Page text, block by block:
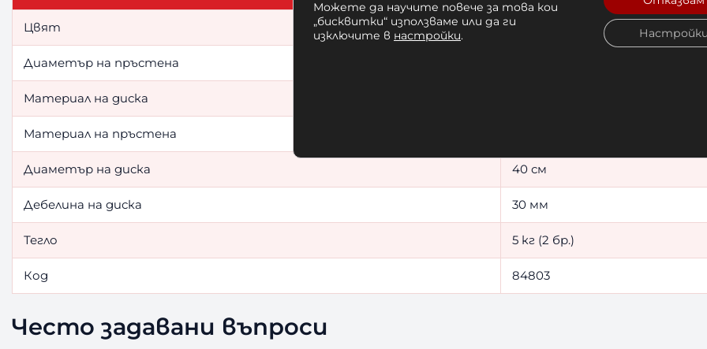
Цвят Пръскане на черно със сиво
Диаметър на пръстена
Материал на диска
Материал на пръстена
Диаметър на диска 40 см
Дебелина на диска 30 мм
Тегло 5 кг (2 бр.)
Код 84803
Често задавани въпроси
Можете да научите повече за това кои
„бисквитки“ използваме или да ги
изключите в настройки.